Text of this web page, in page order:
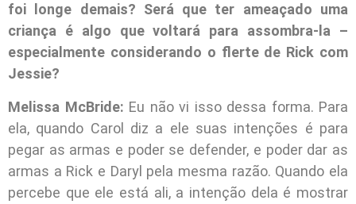
foi longe demais? Será que ter ameaçado uma
criança é algo que voltará para assombra-la –
especialmente considerando o flerte de Rick com
Jessie?
Melissa McBride: Eu não vi isso dessa forma. Para
ela, quando Carol diz a ele suas intenções é para
pegar as armas e poder se defender, e poder dar as
armas a Rick e Daryl pela mesma razão. Quando ela
percebe que ele está ali, a intenção dela é mostrar